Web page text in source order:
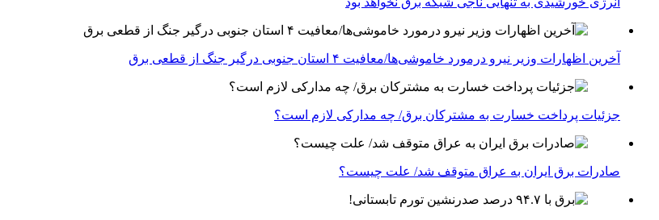
آخرین اظهارات وزیر نیرو درمورد خاموشی‌ها/معافیت ۴ استان جنوبی درگیر جنگ از قطعی برق
جزئیات پرداخت خسارت به مشترکان برق/ چه مدارکی لازم است؟
صادرات برق ایران به عراق متوقف شد/ علت چیست؟